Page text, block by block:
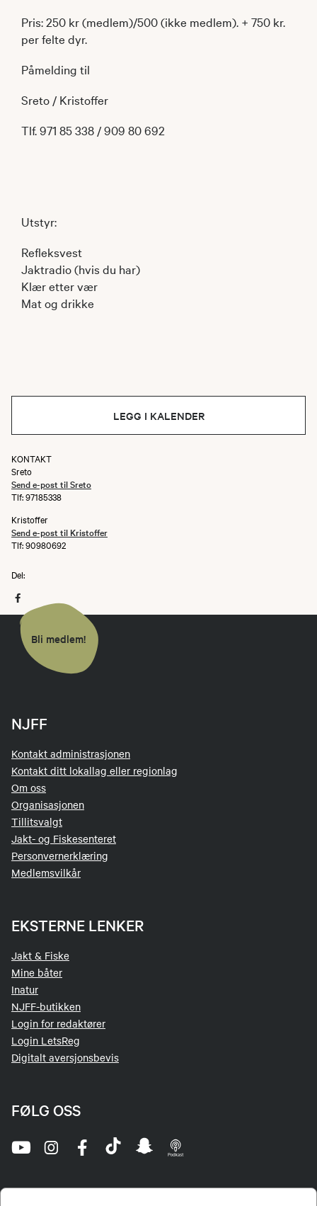
Pris: 250 kr (medlem)/500 (ikke medlem). + 750 kr.
per felte dyr.
Påmelding til
Sreto / Kristoffer
Tlf. 971 85 338 / 909 80 692
Utstyr:
Refleksvest
Jaktradio (hvis du har)
Klær etter vær
Mat og drikke
LEGG I KALENDER
KONTAKT
Sreto
Send e-post til Sreto
Tlf: 97185338
Kristoffer
Send e-post til Kristoffer
Tlf: 90980692
Del:
Bli medlem!
NJFF
Kontakt administrasjonen
Kontakt ditt lokallag eller regionlag
Om oss
Organisasjonen
Tillitsvalgt
Jakt- og Fiskesenteret
Personvernerklæring
Medlemsvilkår
EKSTERNE LENKER
Jakt & Fiske
Mine båter
Inatur
NJFF-butikken
Login for redaktører
Login LetsReg
Digitalt aversjonsbevis
FØLG OSS